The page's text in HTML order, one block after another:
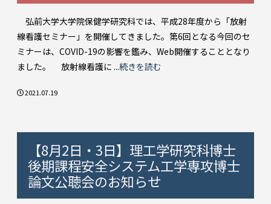
弘前大学大学院保健学研究科では、平成28年度から「放射
線看護セミナー」を開催してきました。第6回となる今回のセ
ミナーは、COVID-19の影響を鑑み、Web開催することとなり
ました。 放射線看護に ...続きを読む
2021.07.19
【8月2日・3日】理工学研究科博士
後期課程安全システム工学専攻博士
論文公聴会のお知らせ